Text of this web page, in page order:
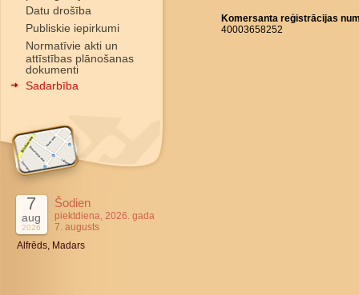
Datu drošība
Publiskie iepirkumi
Normatīvie akti un
attīstības plānošanas
dokumenti
Sadarbība
7
aug
2026
Šodien
piektdiena, 2026. gada
7. augusts
Alfrēds, Madars
Komersanta reģistrācijas
40003658252